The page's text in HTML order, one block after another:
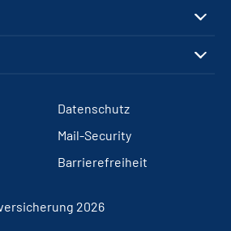
Datenschutz
Mail-Security
Barrierefreiheit
2026